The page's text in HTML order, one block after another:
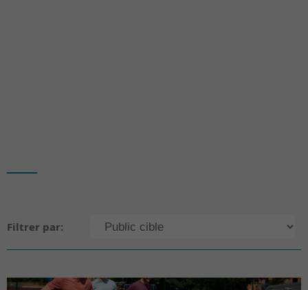
Filtrer par: